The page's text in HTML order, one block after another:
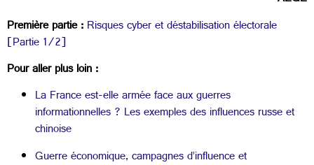
Première partie :Risques cyber et déstabilisation électorale
[Partie 1/2]
Pour aller plus loin :
La France est-elle armée face aux guerres
informationnelles ? Les exemples des influences russe et
chinoise
Guerre économique, campagnes d’influence et